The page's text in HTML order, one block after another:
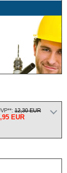
12,30 EUR
EUR